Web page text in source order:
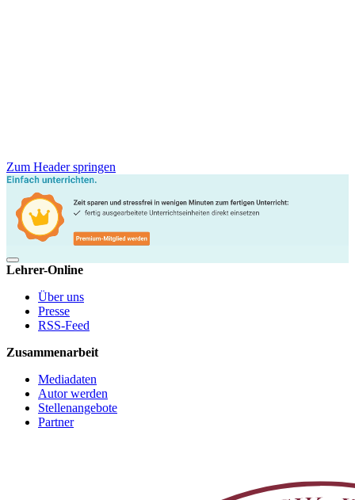
Zum Header springen
Lehrer-Online
Über uns
Presse
RSS-Feed
Zusammenarbeit
Mediadaten
Autor werden
Stellenangebote
Partner